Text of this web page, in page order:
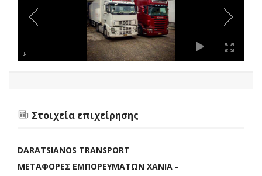
Στοιχεία επιχείρησης
DARATSIANOS TRANSPORT
ΜΕΤΑΦΟΡΕΣ ΕΜΠΟΡΕΥΜΑΤΩΝ ΧΑΝΙΑ -